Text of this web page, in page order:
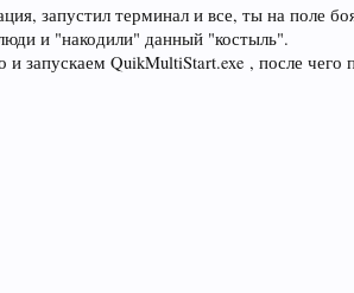
запустил терминал и все, ты на
и "накодили" данный "костыль".
запускаем QuikMultiStart.exe , после